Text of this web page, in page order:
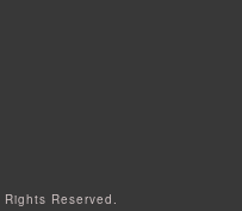
Reserved.